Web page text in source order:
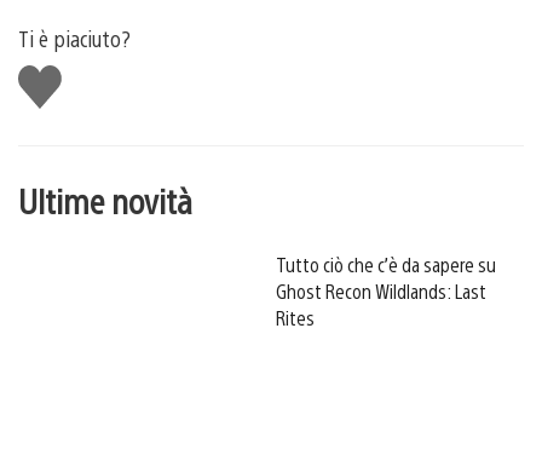
Ti è piaciuto?
Mi
piace
Ultime novità
Tutto ciò che c’è da sapere su
Ghost Recon Wildlands: Last
Rites